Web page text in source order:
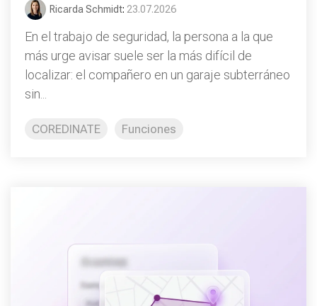
Ricarda Schmidt: 23.07.2026
En el trabajo de seguridad, la persona a la que
más urge avisar suele ser la más difícil de
localizar: el compañero en un garaje subterráneo
sin...
COREDINATE Funciones